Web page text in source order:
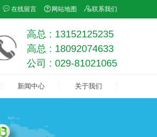
在线留言 网站地图 联系我们
高总 : 13152125235
高总 : 18092074633
公司 : 029-81021065
新闻中心 关于我们